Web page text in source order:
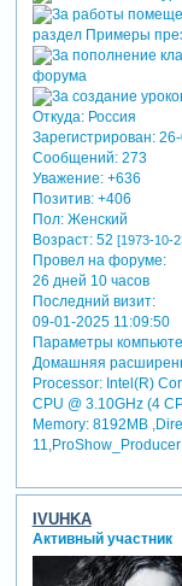
Откуда:Россия
Зарегистрирован:
Сообщений:273
Уважение: +636
Позитив: +406
Пол:Женский
Возраст:52 [1973-10-
Провел на форуме:
26 дней 10 часов
Последний визит:
09-01-2025 11:09:50
Параметры
Домашняя
Processor: Intel(R)
CPU @ 3.10GHz (4
Memory: 8192MB
IVUHKA
Активный участник